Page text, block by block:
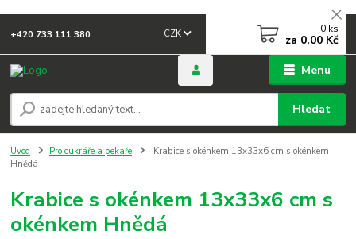
Menu
CZK
Hledat
+420 733 111 380 0 ks
za 0,00 Kč
Úvod Pro cukráře a pekaře
Krabice s okénkem 13x33x6 cm s okénkem
Hnědá
Krabice s okénkem 13x33x6 cm s
okénkem Hnědá